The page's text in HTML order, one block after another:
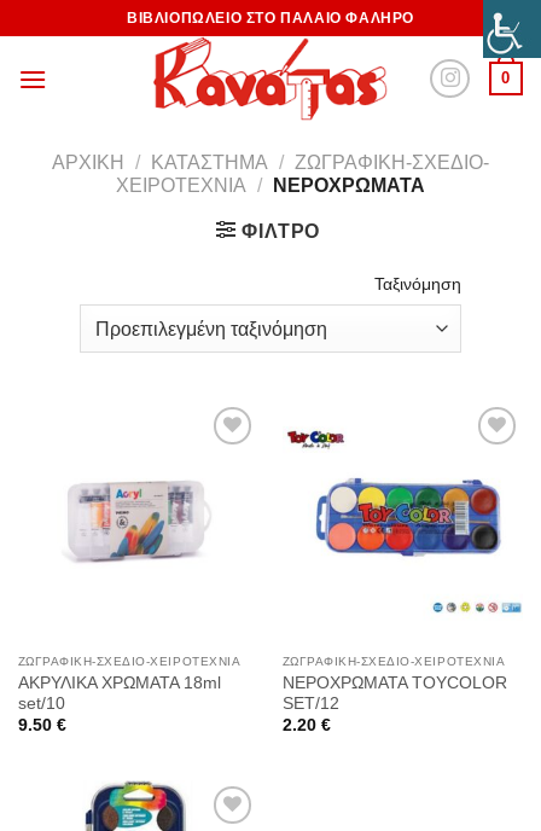
ΒΙΒΛΙΟΠΩΛΕΙΟ ΣΤΟ ΠΑΛΑΙΟ ΦΑΛΗΡΟ
0
ΑΡΧΙΚΉ / ΚΑΤΆΣΤΗΜΑ / ΖΩΓΡΑΦΙΚΉ-ΣΧΈΔΙΟ-
ΧΕΙΡΟΤΕΧΝΊΑ / ΝΕΡΟΧΡΏΜΑΤΑ
ΦΊΛΤΡΟ
Ταξινόμηση
Προσθήκη
στη
ΖΩΓΡΑΦΙΚΉ-ΣΧΈΔΙΟ-ΧΕΙΡΟΤΕΧΝΊΑ
ΑΚΡΥΛΙΚΑ ΧΡΩΜΑΤΑ 18ml
set/10
9.50 €
Προσθήκη
στη
Wishlist
ΖΩΓΡΑΦΙΚΉ-ΣΧΈΔΙΟ-ΧΕΙΡΟΤΕΧΝΊΑ
ΝΕΡΟΧΡΩΜΑΤΑ TOYCOLOR
SET/12
2.20 €